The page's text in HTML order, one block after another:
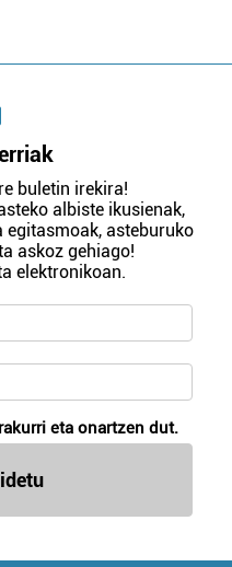
buletin irekira!
albiste ikusienak,
asteburuko
askoz gehiago!
elektronikoan.
eta onartzen dut.